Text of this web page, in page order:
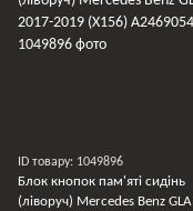
ID товару: 1049896
Блок кнопок пам'яті сидінь
(ліворуч) Mercedes Benz GLA